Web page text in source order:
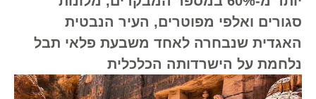
סגורים ואלפי מפוטרים, העיר הנבטית
האגדית שנבחרה לאחד משבעת פלאי תבל
נלחמת על הישרדותה הכלכלית